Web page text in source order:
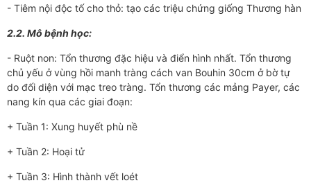
- Tiêm nội độc tố cho thỏ: tạo các triệu chứng giống Thư­­ơng hàn
2.2. Mô bệnh học:
- Ruột non: Tổn th­­ương đặc hiệu và điển hình nhất. Tổn th­ương
chủ yếu ở vùng hồi manh tràng cách van Bouhin 30cm ở bờ tự
do đối diện với mạc treo tràng. Tổn thương các mảng Payer, các
nang kín qua các giai đoạn:
+ Tuần 1: Xung huyết phù nề
+ Tuần 2: Hoại tử
+ Tuần 3: Hình thành vết loét